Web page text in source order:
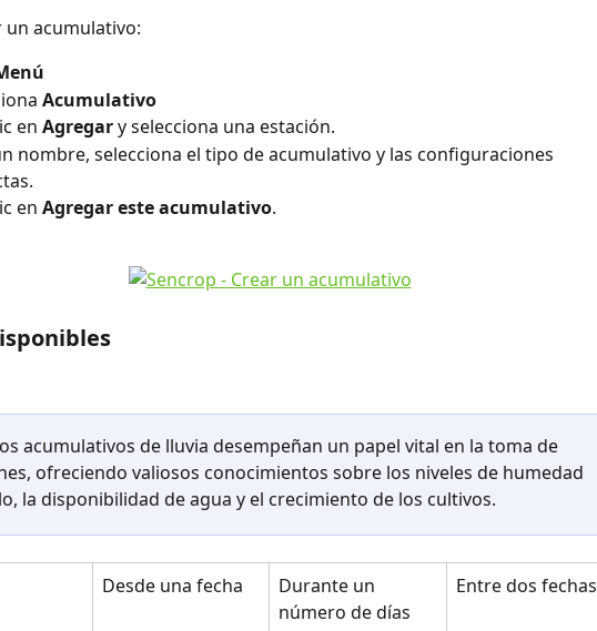
un acumulativo:
Acumulativo
en Agregar y selecciona una estación.
nombre, selecciona el tipo de acumulativo y las configuraciones
en Agregar este acumulativo.
acumulativos de lluvia desempeñan un papel vital en la toma de
ofreciendo valiosos conocimientos sobre los niveles de humedad
la disponibilidad de agua y el crecimiento de los cultivos.
Desde una fecha
Durante un
número de días
Entre dos fechas